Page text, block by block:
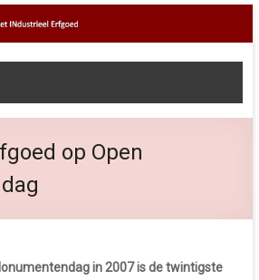
op Open
in 2007 is de twintigste